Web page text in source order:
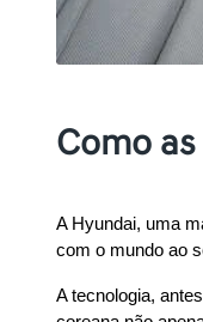
Como
A Hyundai, uma
com o mundo ao
A tecnologia,